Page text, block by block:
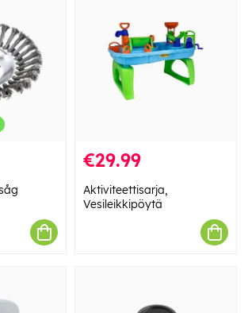
€29.99
Aktiviteettisarja,
Vesileikkipöytä